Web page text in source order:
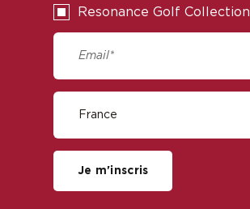
Resonance Golf Collection
Je m'inscris